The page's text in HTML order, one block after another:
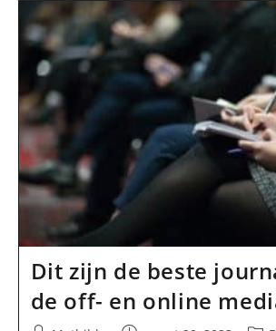
Sociale
Media
Op
Het
Verspreiden
Van
Nieuws
Dit zijn de beste
de off- en online